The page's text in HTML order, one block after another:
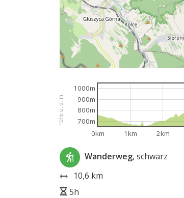
höhe ü. d. m.
0km 1km 2km
700m
800m
900m
1000m
Wanderweg, schwarz
10,6 km
5h